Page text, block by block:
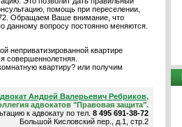
помощь при переселении,
Обращаем Ваше внимание, что
данному вопросу постоянно меняются.
неприватизированной квартире
совершеннолетняя.
квартиру? или получим
Андрей Валерьевич Ребриков,
адвокатов "Правовая защита".
к адвокату по тел. 8 495 691-38-72
Большой Кисловский пер., д.1, стр.2